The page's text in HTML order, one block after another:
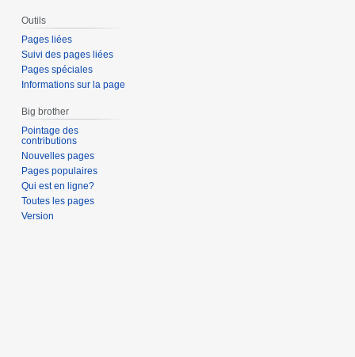
Outils
Pages liées
Suivi des pages liées
Pages spéciales
Informations sur la page
Big brother
Pointage des
contributions
Nouvelles pages
Pages populaires
Qui est en ligne?
Toutes les pages
Version